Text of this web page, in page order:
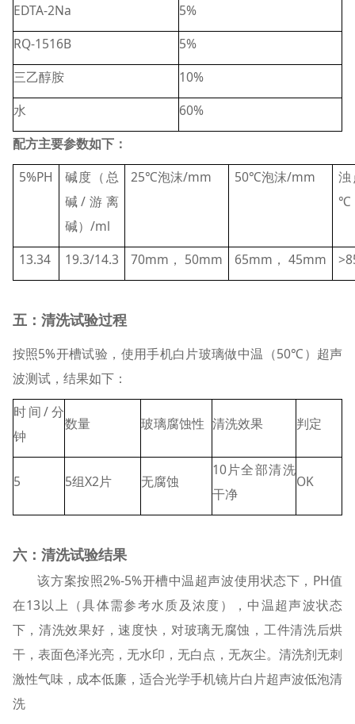
EDTA-2Na
5%
RQ-1516B
5%
三乙醇胺
10%
水
60%
配方主要参数如下：
5%PH
碱度（总
碱/游离
碱）/ml
25℃泡沫/mm 50℃泡沫/mm
℃
13.34 19.3/14.3 70mm， 50mm 65mm， 45mm
五：清洗试验过程
按照5%开槽试验，使用手机白片玻璃做中温（50℃）超声
波测试，结果如下：
时间/分
钟
数量 玻璃腐蚀性 清洗效果 判定
5 5组X2片 无腐蚀
10片全部清洗
干净
OK
六：清洗试验结果
该方案按照2%-5%开槽中温超声波使用状态下，PH值
在13以上（具体需参考水质及浓度），中温超声波状态
下，清洗效果好，速度快，对玻璃无腐蚀，工件清洗后烘
干，表面色泽光亮，无水印，无白点，无灰尘。清洗剂无刺
激性气味，成本低廉，适合光学手机镜片白片超声波低泡清
洗